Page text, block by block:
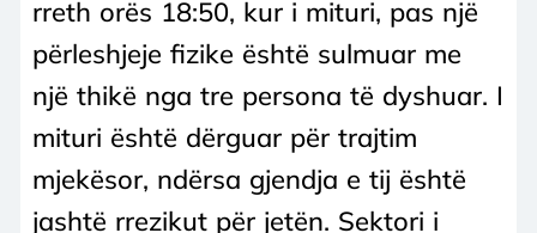
rreth orës 18:50, kur i mituri, pas një
përleshjeje fizike është sulmuar me
një thikë nga tre persona të dyshuar. I
mituri është dërguar për trajtim
mjekësor, ndërsa gjendja e tij është
jashtë rrezikut për jetën. Sektori i